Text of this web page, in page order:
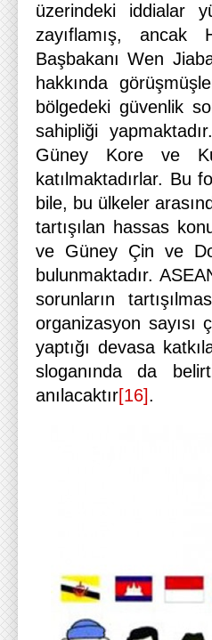
üzerindeki iddialar
zayıflamış, ancak
Başbakanı Wen
hakkında
bölgedeki güvenlik
sahipliği
Güney Kore ve
katılmaktadırlar. Bu
bile, bu ülkeler
tartışılan hassas
ve Güney Çin ve
bulunmaktadır.
sorunların
organizasyon sayısı
yaptığı devasa
sloganında da
anılacaktır[16].